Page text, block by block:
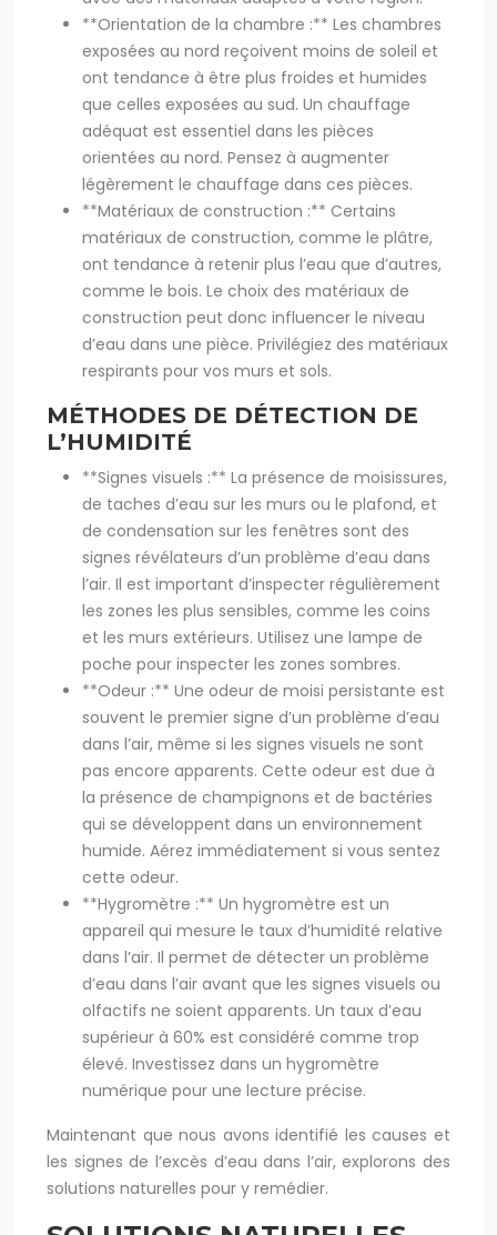
**Orientation de la chambre :** Les chambres
exposées au nord reçoivent moins de soleil et
ont tendance à être plus froides et humides
que celles exposées au sud. Un chauffage
adéquat est essentiel dans les pièces
orientées au nord. Pensez à augmenter
légèrement le chauffage dans ces pièces.
**Matériaux de construction :** Certains
matériaux de construction, comme le plâtre,
ont tendance à retenir plus l’eau que d’autres,
comme le bois. Le choix des matériaux de
construction peut donc influencer le niveau
d’eau dans une pièce. Privilégiez des matériaux
respirants pour vos murs et sols.
MÉTHODES DE DÉTECTION DE
L’HUMIDITÉ
**Signes visuels :** La présence de moisissures,
de taches d’eau sur les murs ou le plafond, et
de condensation sur les fenêtres sont des
signes révélateurs d’un problème d’eau dans
l’air. Il est important d’inspecter régulièrement
les zones les plus sensibles, comme les coins
et les murs extérieurs. Utilisez une lampe de
poche pour inspecter les zones sombres.
**Odeur :** Une odeur de moisi persistante est
souvent le premier signe d’un problème d’eau
dans l’air, même si les signes visuels ne sont
pas encore apparents. Cette odeur est due à
la présence de champignons et de bactéries
qui se développent dans un environnement
humide. Aérez immédiatement si vous sentez
cette odeur.
**Hygromètre :** Un hygromètre est un
appareil qui mesure le taux d’humidité relative
dans l’air. Il permet de détecter un problème
d’eau dans l’air avant que les signes visuels ou
olfactifs ne soient apparents. Un taux d’eau
supérieur à 60% est considéré comme trop
élevé. Investissez dans un hygromètre
numérique pour une lecture précise.
Maintenant que nous avons identifié les causes et
les signes de l’excès d’eau dans l’air, explorons des
solutions naturelles pour y remédier.